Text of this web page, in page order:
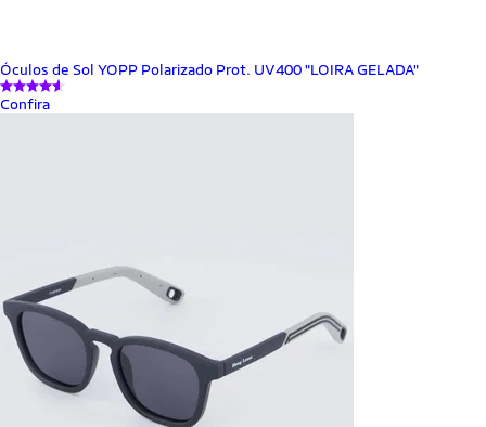
Óculos de Sol YOPP Polarizado Prot. UV400 "LOIRA GELADA"
Confira